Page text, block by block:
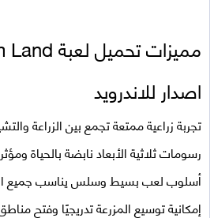
اصدار للاندرويد
تجربة زراعية ممتعة تجمع بين الزراعة
رسومات ثلاثية الأبعاد نابضة بالحياة
أسلوب لعب بسيط وسلس يناسب جميع
إمكانية توسيع المزرعة تدريجيًا وفتح